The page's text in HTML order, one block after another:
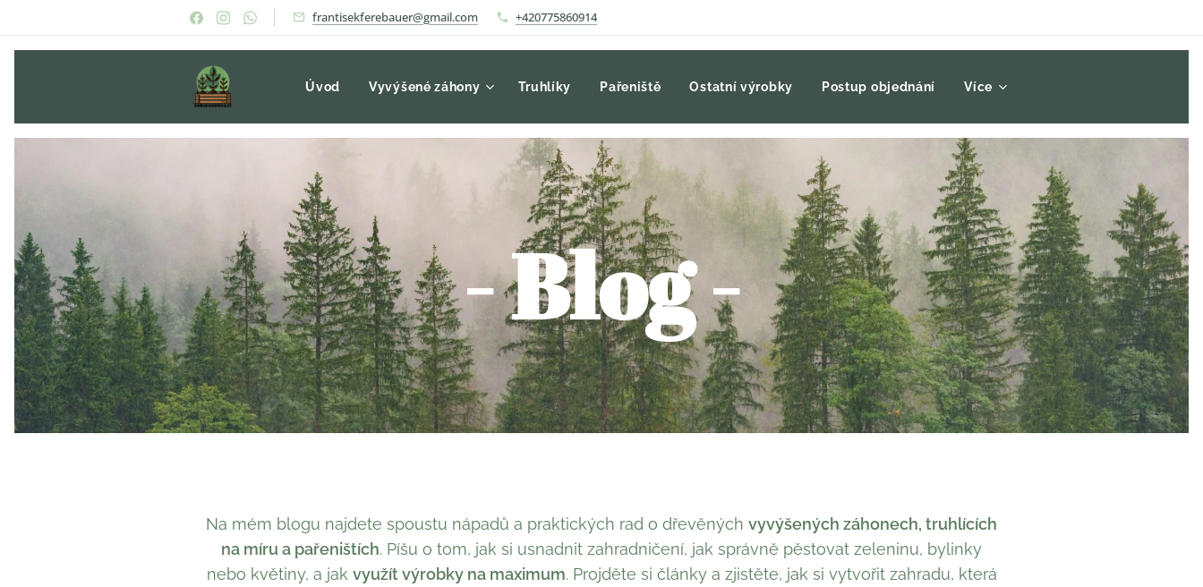
frantisekferebauer@gmail.com +420775860914
Úvod Vyvýšené záhony Truhlíky Pařeniště Ostatní výrobky Postup objednání Více
- Blog -
Na mém blogu najdete spoustu nápadů a praktických rad o dřevěných vyvýšených záhonech, truhlících
na míru a pařeništích. Píšu o tom, jak si usnadnit zahradničení, jak správně pěstovat zeleninu, bylinky
nebo květiny, a jak využít výrobky na maximum. Projděte si články a zjistěte, jak si vytvořit zahradu, která